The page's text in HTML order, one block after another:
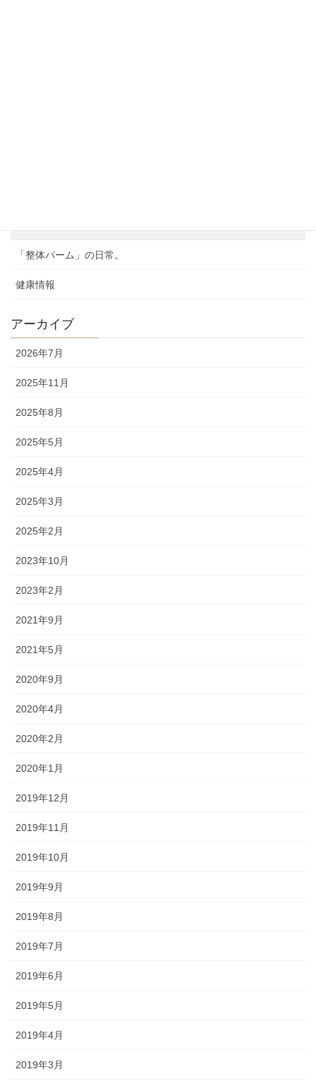
「整体パーム」の日常。
健康情報
アーカイブ
2026年7月
2025年11月
2025年8月
2025年5月
2025年4月
2025年3月
2025年2月
2023年10月
2023年2月
2021年9月
2021年5月
2020年9月
2020年4月
2020年2月
2020年1月
2019年12月
2019年11月
2019年10月
2019年9月
2019年8月
2019年7月
2019年6月
2019年5月
2019年4月
2019年3月